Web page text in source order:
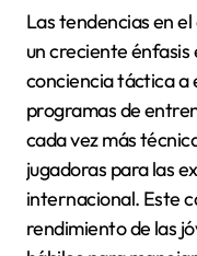
Las tendencias en
un creciente énfasis
conciencia táctica a
programas de
cada vez más
jugadoras para las
internacional. Este
rendimiento de las